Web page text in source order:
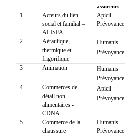
assureurs
1
Acteurs du lien
social et familial –
ALISFA
Apicil
Prévoyance
2
Aéraulique,
thermique et
frigorifique
Humanis
Prévoyance
3 Animation
Humanis
Prévoyance
4
Commerces de
détail non
alimentaires -
CDNA
Apicil
Prévoyance
5
Commerce de la
chaussure
Humanis
Prévoyance